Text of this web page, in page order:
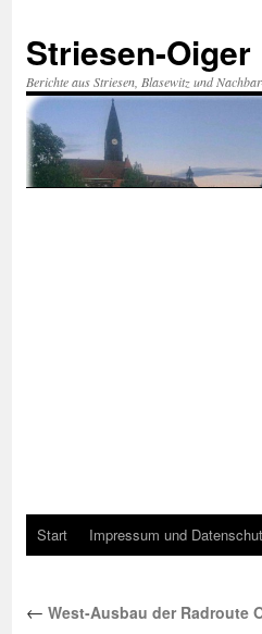
springen
Striesen-Oiger
Berichte aus Striesen, Blasewitz und
Start Impressum und
← West-Ausbau der Radroute